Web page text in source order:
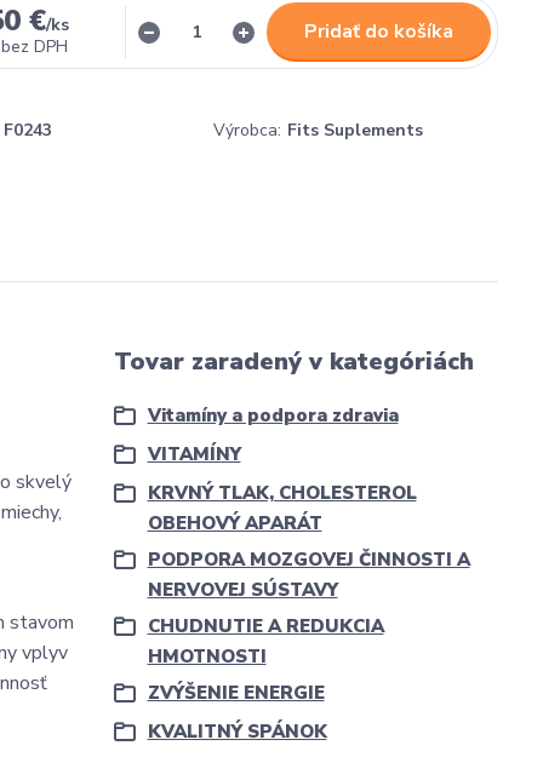
€/ks
bez DPH
Pridať do košíka
F0243 Výrobca: Fits Suplements
skvelý
stavom
vplyv
Tovar zaradený v kategóriách
Vitamíny a podpora zdravia
VITAMÍNY
KRVNÝ TLAK, CHOLESTEROL
OBEHOVÝ APARÁT
PODPORA MOZGOVEJ ČINNOSTI A
NERVOVEJ SÚSTAVY
CHUDNUTIE A REDUKCIA
HMOTNOSTI
ZVÝŠENIE ENERGIE
KVALITNÝ SPÁNOK